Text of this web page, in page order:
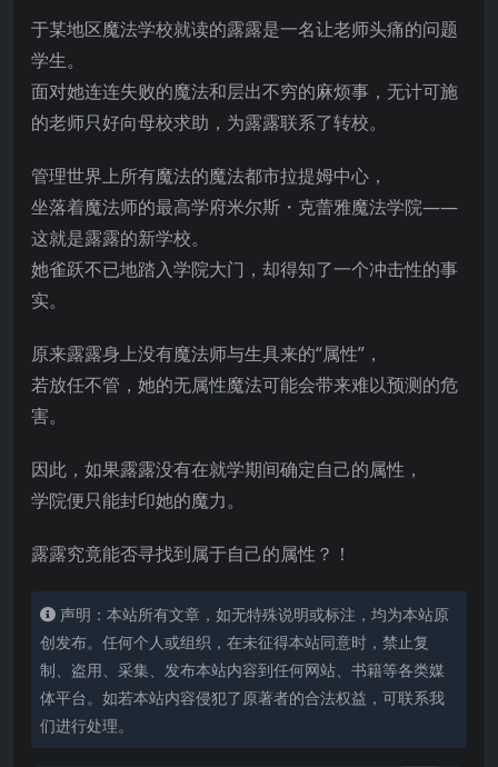
于某地区魔法学校就读的露露是一名让老师头痛的问题
学生。
面对她连连失败的魔法和层出不穷的麻烦事，无计可施
的老师只好向母校求助，为露露联系了转校。
管理世界上所有魔法的魔法都市拉提姆中心，
坐落着魔法师的最高学府米尔斯・克蕾雅魔法学院——
这就是露露的新学校。
她雀跃不已地踏入学院大门，却得知了一个冲击性的事
实。
原来露露身上没有魔法师与生具来的“属性”，
若放任不管 ，她的无属性魔法可能会带来难以预测的危
害。
因此，如果露露没有在就学期间确定自己的属性，
学院便只能封印她的魔力。
露露究竟能否寻找到属于自己的属性？！
声明：本站所有文章，如无特殊说明或标注，均为本站原
创发布。任何个人或组织，在未征得本站同意时，禁止复
制、盗用、采集、发布本站内容到任何网站、书籍等各类媒
体平台。如若本站内容侵犯了原著者的合法权益，可联系我
们进行处理。